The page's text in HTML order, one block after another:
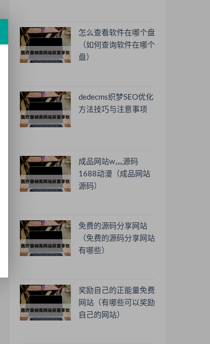
怎么查看软件在哪个盘
（如何查询软件在哪个
盘）
dedecms织梦SEO优化
方法技巧与注意事项
成品网站w灬源码
1688动漫（成品网站
源码）
免费的源码分享网站
（免费的源码分享网站
有哪些）
奖励自己的正能量免费
网站（有哪些可以奖励
自己的网站）